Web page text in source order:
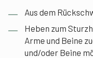
Aus dem
Heben zum
Arme und Beine
und/oder Beine